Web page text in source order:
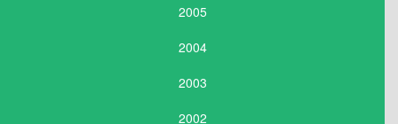
2005
2004
2003
2002